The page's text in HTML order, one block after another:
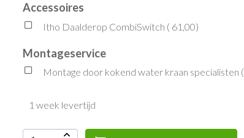
Accessoires
Itho Daalderop CombiSwitch ( 61,00)
Montageservice
Montage door kokend water kraan specialisten (
1 week levertijd